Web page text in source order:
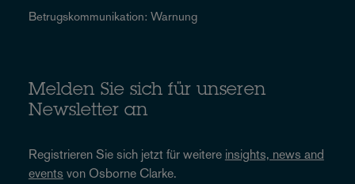
Betrugskommunikation: Warnung
Melden Sie sich für unseren
Newsletter an
Registrieren Sie sich jetzt für weitere insights, news and
events von Osborne Clarke.